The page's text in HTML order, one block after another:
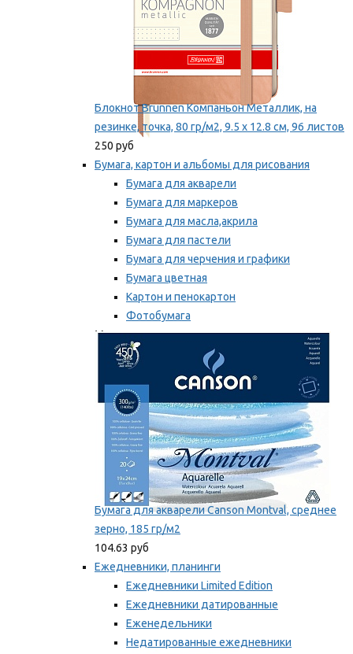
Блокнот Brunnen Компаньон Металлик, на
резинке, точка, 80 гр/м2, 9.5 х 12.8 см, 96 листов
250 руб
Бумага, картон и альбомы для рисования
Бумага для акварели
Бумага для маркеров
Бумага для масла,акрила
Бумага для пастели
Бумага для черчения и графики
Бумага цветная
Картон и пенокартон
Фотобумага
Мы рекомендуем
Бумага для акварели Canson Montval, среднее
зерно, 185 гр/м2
104.63 руб
Ежедневники, планинги
Ежедневники Limited Edition
Ежедневники датированные
Еженедельники
Недатированные ежедневники